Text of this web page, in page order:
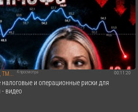
00:11:20
TM... 4 просмотра
налоговые и операционные риски для
видео